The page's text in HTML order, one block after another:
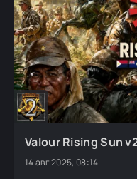
Valour Rising Sun
14 авг 2025, 08:14